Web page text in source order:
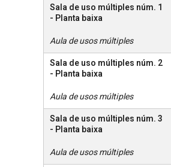
Sala de uso múltiples núm. 1
- Planta baixa
Aula de usos múltiples
Sala de uso múltiples núm. 2
- Planta baixa
Aula de usos múltiples
Sala de uso múltiples núm. 3
- Planta baixa
Aula de usos múltiples